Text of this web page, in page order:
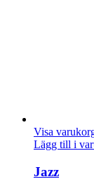
Visa
Lägg till i
Jazz